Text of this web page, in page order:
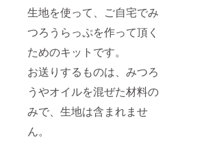
生地を使って、ご自宅でみ
つろうらっぷを作って頂く
ためのキットです。
お送りするものは、みつろ
うやオイルを混ぜた材料の
みで、生地は含まれませ
ん。